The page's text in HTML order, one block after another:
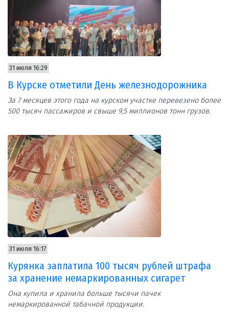
31 июля 16:29
В Курске отметили День железнодорожника
За 7 месяцев этого года на курском участке перевезено более
500 тысяч пассажиров и свыше 9,5 миллионов тонн грузов.
31 июля 16:17
Курянка заплатила 100 тысяч рублей штрафа
за хранение немаркированных сигарет
Она купила и хранила больше тысячи пачек
немаркированной табачной продукции.